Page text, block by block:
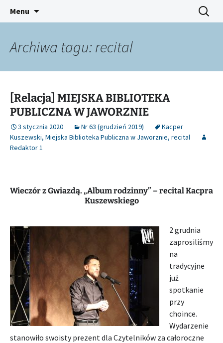
Śląski Pegaz
Platforma inicjatyw bibliotecznych
Menu Szukaj:
Archiwa tagu: recital
[Relacja] MIEJSKA BIBLIOTEKA
PUBLICZNA W JAWORZNIE
3 stycznia 2020 Nr 63 (grudzień 2019)
Kacper
Kuszewski, Miejska Biblioteka Publiczna w Jaworznie, recital
Redaktor 1
Wieczór z Gwiazdą. „Album rodzinny” – recital Kacpra
Kuszewskiego
2 grudnia
zaprosiliśmy
na
tradycyjne
już
spotkanie
przy
choince.
Wydarzenie
stanowiło swoisty prezent dla Czytelników za całoroczne